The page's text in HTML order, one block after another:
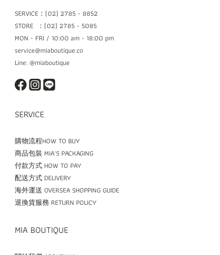
SERVICE：(02) 2785 - 8852
STORE ：(02) 2785 - 5085
MON - FRI / 10:00 am - 18:00 pm
service@miaboutique.co
Line: @miaboutique
SERVICE
購物流程HOW TO BUY
商品包裝 MIA'S PACKAGING
付款方式 HOW TO PAY
配送方式 DELIVERY
海外運送 OVERSEA SHOPPING GUIDE
退換貨服務 RETURN POLICY
MIA BOUTIQUE